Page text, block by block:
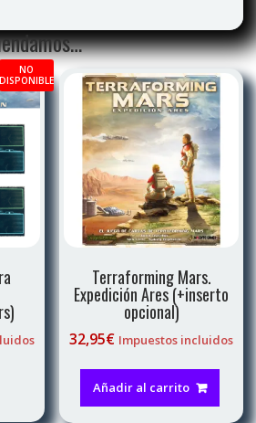
NO
Terraforming Mars.
Expedición Ares (+inserto
opcional)
32,95€ Impuestos incluidos
Añadir al carrito